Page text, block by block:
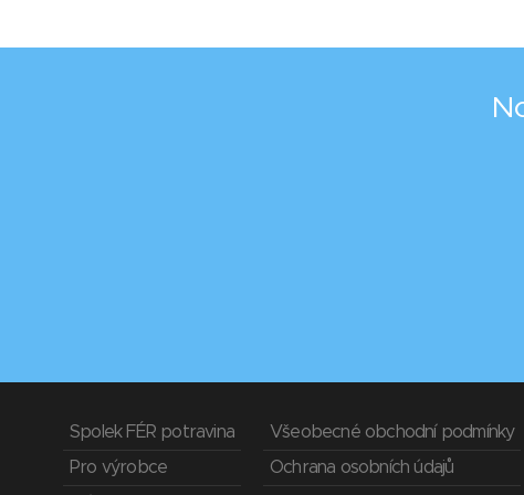
Spolek FÉR potravina
Pro výrobce
Všeobecné obchodní podmínky
Ochrana osobních údajů